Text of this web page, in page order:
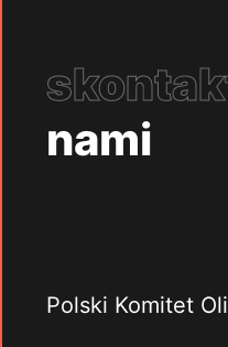
nami
Polski Komitet